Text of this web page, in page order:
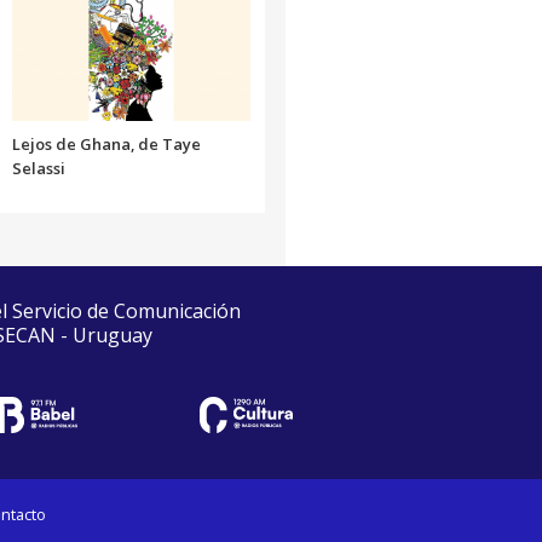
Lejos de Ghana, de Taye
Selassi
de Comunicación
- Uruguay